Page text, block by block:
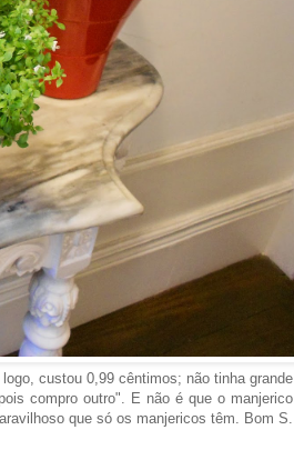
custou 0,99 cêntimos; não tinha grande
compro outro". E não é que o manjerico
que só os manjericos têm. Bom S.